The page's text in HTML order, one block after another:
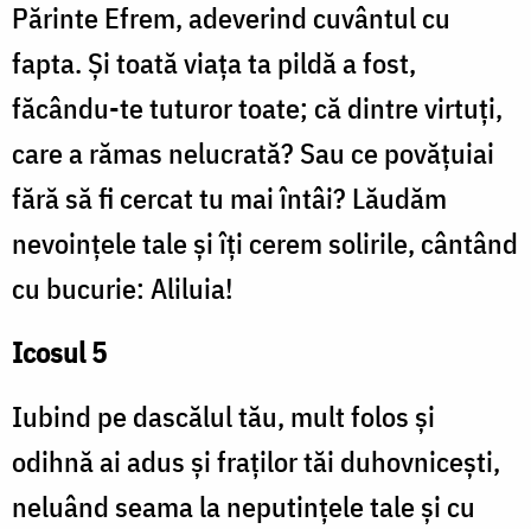
Părinte Efrem, adeverind cuvântul cu
fapta. Și toată viața ta pildă a fost,
făcându-te tuturor toate; că dintre virtuți,
care a rămas nelucrată? Sau ce povățuiai
fără să fi cercat tu mai întâi? Lăudăm
nevoințele tale și îți cerem solirile, cântând
cu bucurie: Aliluia!
Icosul 5
Iubind pe dascălul tău, mult folos și
odihnă ai adus și fraților tăi duhovnicești,
neluând seama la neputințele tale și cu